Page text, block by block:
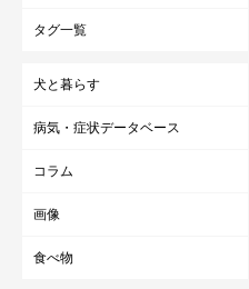
タグ一覧
犬と暮らす
病気・症状データベース
コラム
画像
食べ物